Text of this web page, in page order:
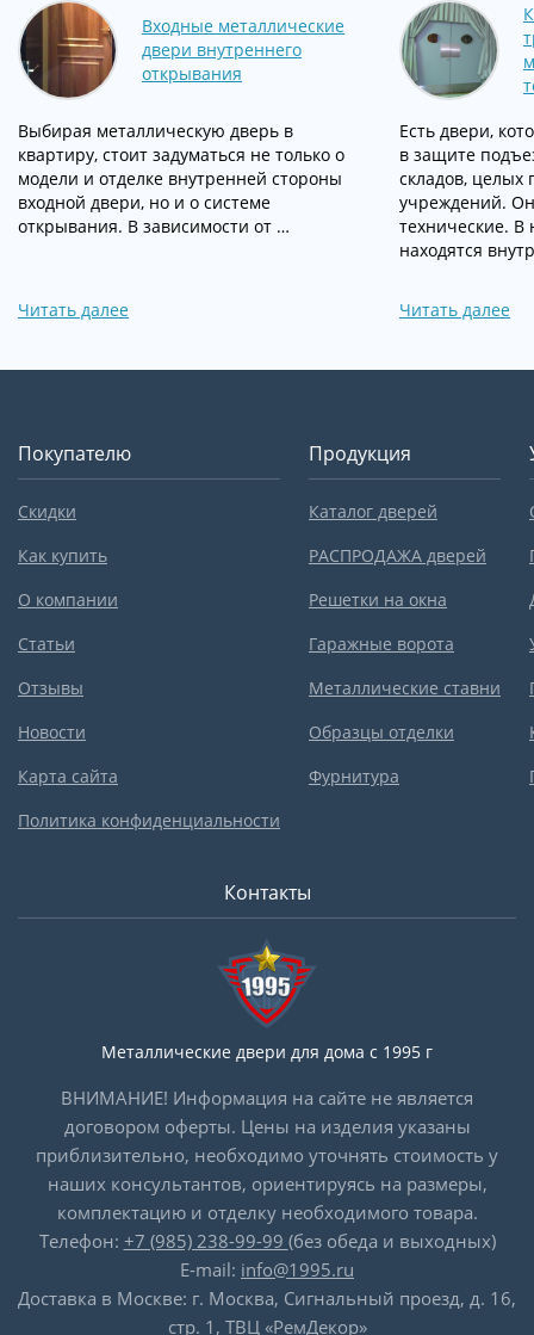
Входные металлические
двери внутреннего
открывания
Выбирая металлическую дверь в
квартиру, стоит задуматься не только о
модели и отделке внутренней стороны
входной двери, но и о системе
открывания. В зависимости от …
Читать далее
Есть двери,
в защите
складов, целых
учреждений.
технические. В
находятся
Читать далее
Покупателю
Скидки
Как купить
О компании
Статьи
Отзывы
Новости
Карта сайта
Политика конфиденциальности
Продукция
Каталог дверей
РАСПРОДАЖА дверей
Решетки на окна
Гаражные ворота
Металлические ставни
Образцы отделки
Фурнитура
Контакты
Металлические двери для дома с 1995 г
ВНИМАНИЕ! Информация на сайте не является
договором оферты. Цены на изделия указаны
приблизительно, необходимо уточнять стоимость у
наших консультантов, ориентируясь на размеры,
комплектацию и отделку необходимого товара.
Телефон: +7 (985) 238-99-99 (без обеда и выходных)
E-mail: info@1995.ru
Доставка в Москве: г. Москва, Сигнальный проезд, д. 16,
стр. 1, ТВЦ «РемДекор»